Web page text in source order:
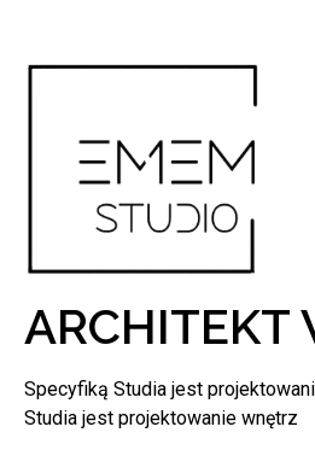
ARCHITEKT
Specyfiką Studia jest
Studia jest projektowanie wnętrz